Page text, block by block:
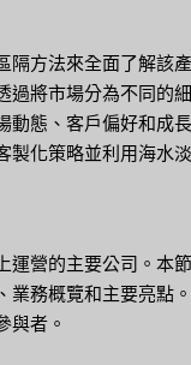
隔方法來全面了解該
過將市場分為不同的
動態、客戶偏好和成
製化策略並利用海水
運營的主要公司。本
業務概覽和主要亮點
與者。